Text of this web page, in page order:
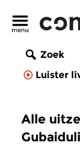
Zoek
Luister
Alle